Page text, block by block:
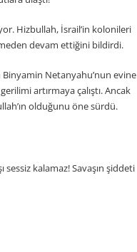
Hizbullah, İsrail’in kolonileri
devam ettiğini bildirdi.
Binyamin Netanyahu’nun evine
artırmaya çalıştı. Ancak
olduğunu öne sürdü.
sessiz kalamaz! Savaşın şiddeti